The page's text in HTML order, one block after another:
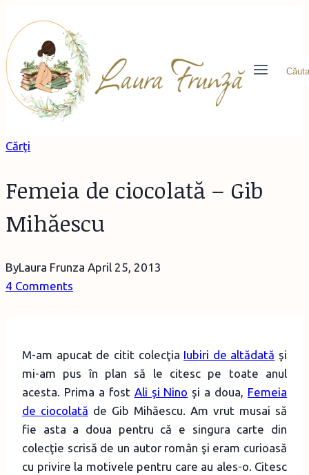
to
content
Cărţi
Femeia de ciocolată – Gib
Mihăescu
ByLaura Frunza April 25, 2013
4 Comments
M-am apucat de citit colecţia Iubiri de altădată şi
mi-am pus în plan să le citesc pe toate anul
acesta. Prima a fost Ali şi Nino şi a doua, Femeia
de ciocolată de Gib Mihăescu. Am vrut musai să
fie asta a doua pentru că e singura carte din
colecţie scrisă de un autor român şi eram curioasă
cu privire la motivele pentru care au ales-o. Citesc